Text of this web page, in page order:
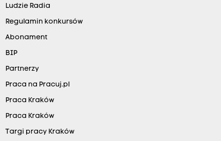
Ludzie Radia
Regulamin konkursów
Abonament
BIP
Partnerzy
Praca na Pracuj.pl
Praca Kraków
Praca Kraków
Targi pracy Kraków